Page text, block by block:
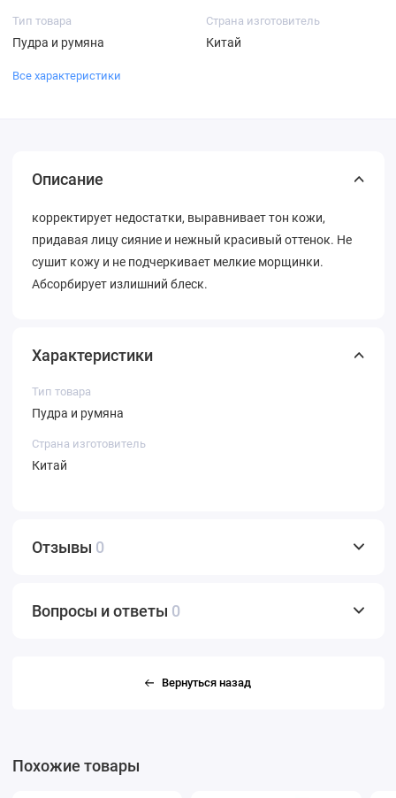
Тип товара
Пудра и румяна
Страна изготовитель
Китай
Все характеристики
Описание
корректирует недостатки, выравнивает тон кожи,
придавая лицу сияние и нежный красивый оттенок. Не
сушит кожу и не подчеркивает мелкие морщинки.
Абсорбирует излишний блеск.
Характеристики
Тип товара
Пудра и румяна
Страна изготовитель
Китай
Отзывы 0
Вопросы и ответы 0
Вернуться назад
Похожие товары